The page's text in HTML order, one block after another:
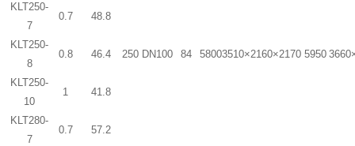
KLT250-
7
0.7 48.8
250 DN100 84 58003510×2160×2170 5950
KLT250-
8
0.8 46.4
KLT250-
10
1 41.8
KLT280-
7
0.7 57.2